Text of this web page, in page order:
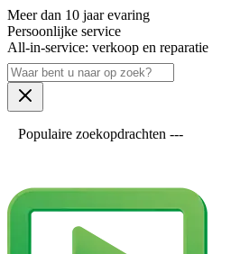
Meer dan 10 jaar evaring
Persoonlijke service
All-in-service: verkoop en reparatie
Populaire zoekopdrachten ---